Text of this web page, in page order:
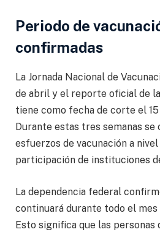
Periodo de
confirmadas
La Jornada Nacional de
de abril y el reporte oficial de
tiene como fecha de corte el
Durante estas tres semanas
esfuerzos de vacunación a
participación de instituciones
La dependencia federal
continuará durante todo el mes
Esto significa que las personas